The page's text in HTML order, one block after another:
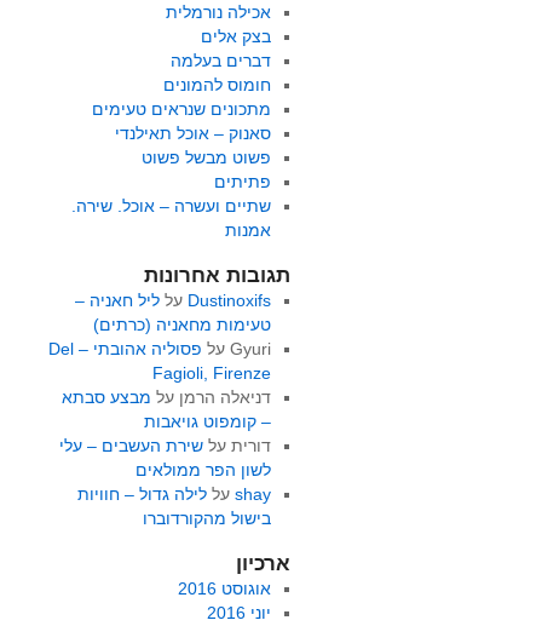
אכילה נורמלית
בצק אלים
דברים בעלמה
חומוס להמונים
מתכונים שנראים טעימים
סאנוק – אוכל תאילנדי
פשוט מבשל פשוט
פתיתים
שתיים ועשרה – אוכל. שירה.
אמנות
תגובות אחרונות
Dustinoxifs על ליל חאניה –
טעימות מחאניה (כרתים)
Gyuriעל
פסוליה אהובתי – Del
Fagioli, Firenze
דניאלה הרמן על מבצע סבתא
– קומפוט גויאבות
דוריתעל שירת העשבים – עלי
לשון הפר ממולאים
shayעל לילה גדול – חוויות
בישול מהקורדוברו
ארכיון
אוגוסט 2016
יוני 2016